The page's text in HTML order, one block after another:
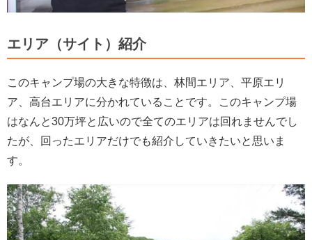
エリア（サイト）紹介
このキャンプ場の大きな特徴は、林間エリア、平原エリ
ア、高台エリアに分かれていることです。このキャンプ場
はなんと30万坪と広いので全てのエリアは回れませんでし
たが、回ったエリアだけでも紹介していきたいと思いま
す。